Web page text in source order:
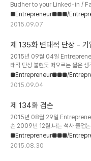
v2.5)초/중/고등학생과 대학생을
카툰(Business Model
Budher to your Linked-in /
[Entrepreneurial Culture
www.wet.or.kr*Twitter :
창업자용 신규 비지니스 모델링 워
터킷(Lean Starter Kit v2.5)초/
교육 툴킷 : 비지니스 모델 카툰
■Entrepreneur■■■/
2015.09.07
제 135화 변태적 단상 - 기
2015년 09월 04일
태적 단상 불현듯 떠오르는 짧은
(이 다짐조차도 불현듯 떠오른 것이
곱씹어보고, 이를 그림을 그려볼 생
도록 보내주어야겠다. -손 길은 그
고유한 아름다움을 찾아 내는 것
시가 있다. 그래서 혓바늘이라 부
다고 생각하는데, 그건 전혀 다른
(Add..
■Entrepreneur■■■/
2015.09.04
제 134화 겸손
2015년 08월 29일
손 2009년 12월.나는 석사 졸업논
동기가 기업가정신과 기업성과에
월.기업가정신 세계일주 탐험을 마
■Entrepreneur■■■/
2015.08.30